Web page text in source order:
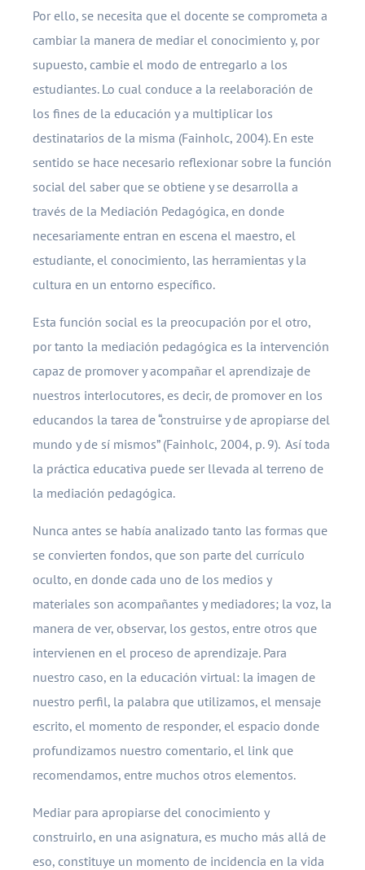
Por ello, se necesita que el docente se comprometa a
cambiar la manera de mediar el conocimiento y, por
supuesto, cambie el modo de entregarlo a los
estudiantes. Lo cual conduce a la reelaboración de
los fines de la educación y a multiplicar los
destinatarios de la misma (Fainholc, 2004). En este
sentido se hace necesario reflexionar sobre la función
social del saber que se obtiene y se desarrolla a
través de la Mediación Pedagógica, en donde
necesariamente entran en escena el maestro, el
estudiante, el conocimiento, las herramientas y la
cultura en un entorno específico.
Esta función social es la preocupación por el otro,
por tanto la mediación pedagógica es la intervención
capaz de promover y acompañar el aprendizaje de
nuestros interlocutores, es decir, de promover en los
educandos la tarea de “construirse y de apropiarse del
mundo y de sí mismos” (Fainholc, 2004, p. 9). Así toda
la práctica educativa puede ser llevada al terreno de
la mediación pedagógica.
Nunca antes se había analizado tanto las formas que
se convierten fondos, que son parte del currículo
oculto, en donde cada uno de los medios y
materiales son acompañantes y mediadores; la voz, la
manera de ver, observar, los gestos, entre otros que
intervienen en el proceso de aprendizaje. Para
nuestro caso, en la educación virtual: la imagen de
nuestro perfil, la palabra que utilizamos, el mensaje
escrito, el momento de responder, el espacio donde
profundizamos nuestro comentario, el link que
recomendamos, entre muchos otros elementos.
Mediar para apropiarse del conocimiento y
construirlo, en una asignatura, es mucho más allá de
eso, constituye un momento de incidencia en la vida